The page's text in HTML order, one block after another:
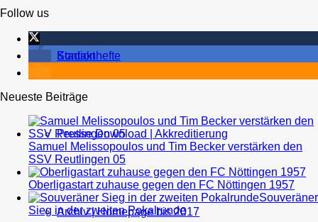
Kontakt
Stadionhefte
Presse Download | Akkreditierung
Archiv | Homepage bis 2017
Follow us
Neueste Beiträge
Samuel Melissopoulos und Tim Becker verstärken den
SSV Reutlingen 05
Oberligastart zuhause gegen den FC Nöttingen 1957
Souveräner
Sieg in der zweiten Pokalrunde